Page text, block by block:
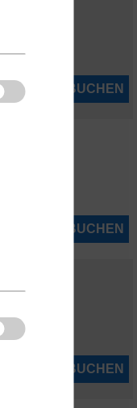
JETZT BUCHEN
JETZT BUCHEN
JETZT BUCHEN